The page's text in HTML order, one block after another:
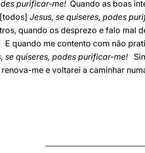
purificar-me!Quando as boas
Jesus, se quiseres, podes
quando os desprezo e falo mal
quando me contento com não
se quiseres, podes purificar-me!
me e voltarei a caminhar